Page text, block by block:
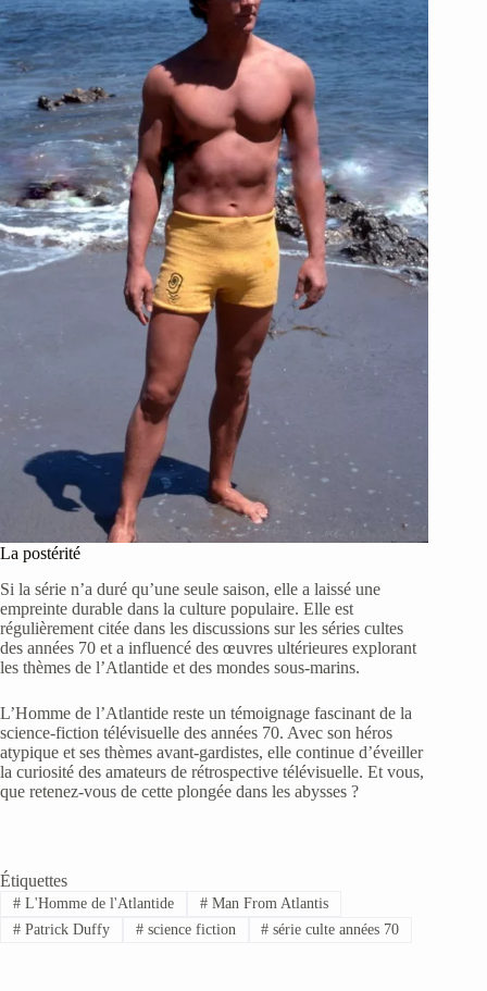
La postérité
Si la série n’a duré qu’une seule saison, elle a laissé une
empreinte durable dans la culture populaire. Elle est
régulièrement citée dans les discussions sur les séries cultes
des années 70 et a influencé des œuvres ultérieures explorant
les thèmes de l’Atlantide et des mondes sous-marins.
L’Homme de l’Atlantide reste un témoignage fascinant de la
science-fiction télévisuelle des années 70. Avec son héros
atypique et ses thèmes avant-gardistes, elle continue d’éveiller
la curiosité des amateurs de rétrospective télévisuelle. Et vous,
que retenez-vous de cette plongée dans les abysses ?
Étiquettes
#L'Homme de l'Atlantide #Man From Atlantis
#Patrick Duffy #science fiction # série culte années 70